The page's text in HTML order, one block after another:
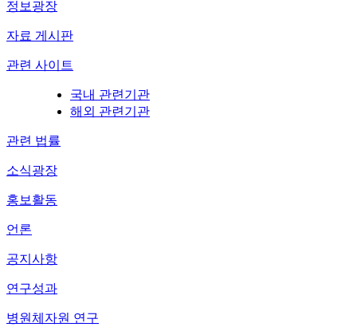
정보광장
자료 게시판
관련 사이트
국내 관련기관
해외 관련기관
관련 법률
소식광장
홍보활동
언론
공지사항
연구성과
병원체자원 연구